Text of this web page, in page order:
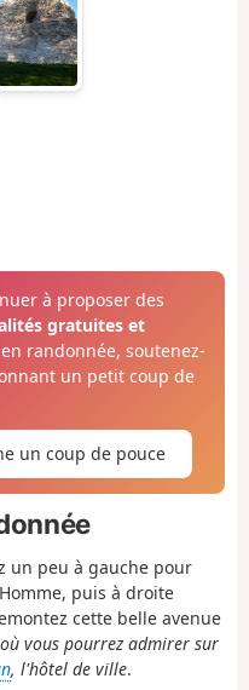
à proposer des
gratuites et
randonnée, soutenez-
un petit coup de
un coup de pouce
un peu à gauche pour
puis à droite
cette belle avenue
où vous pourrez admirer sur
, l'hôtel de ville.